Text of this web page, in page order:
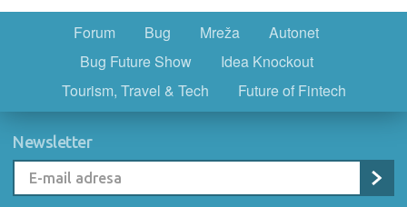
Forum Bug Mreža
Autonet
Bug Future Show
Idea Knockout
Tourism, Travel & Tech
Future of Fintech
Newsletter